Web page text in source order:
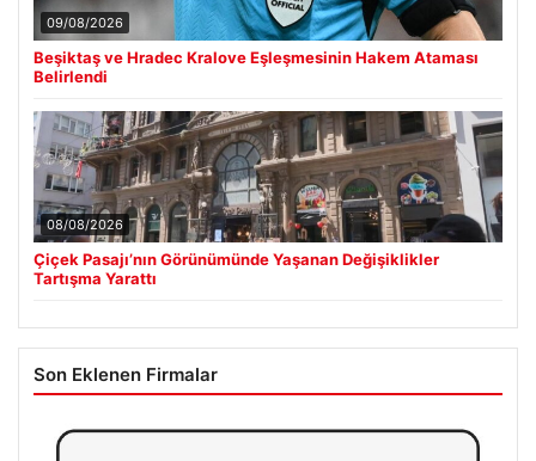
09/08/2026
Beşiktaş ve Hradec Kralove Eşleşmesinin Hakem Ataması
Belirlendi
08/08/2026
Çiçek Pasajı’nın Görünümünde Yaşanan Değişiklikler
Tartışma Yarattı
Son Eklenen Firmalar